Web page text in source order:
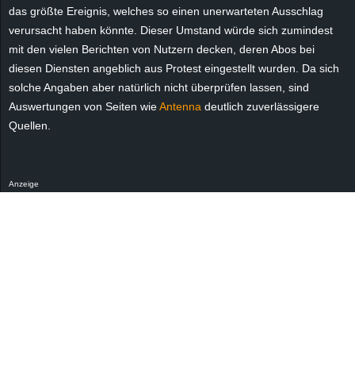
das größte Ereignis, welches so einen unerwarteten Ausschlag
verursacht haben könnte. Dieser Umstand würde sich zumindest
mit den vielen Berichten von Nutzern decken, deren Abos bei
diesen Diensten angeblich aus Protest eingestellt wurden. Da sich
solche Angaben aber natürlich nicht überprüfen lassen, sind
Auswertungen von Seiten wieAntenna deutlich zuverlässigere
Quellen.
Anzeige